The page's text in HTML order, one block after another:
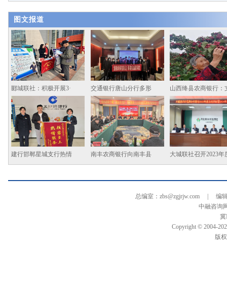
图文报道
郾城联社：积极开展3· 交通银行唐山分行多形 山西绛县农商银行：
建行邯郸星城支行热情 南丰农商银行向南丰县 大城联社召开2023年
总编室：zbs@zgjrjw.com | 编
中融咨询
冀
Copyright © 2004-
版